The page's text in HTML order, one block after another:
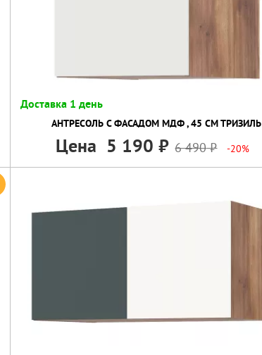
Доставка 1 день
АНТРЕСОЛЬ С ФАСАДОМ МДФ , 45 СМ ТРИЗИЛЬ
Цена 5 190 6 490 -20%